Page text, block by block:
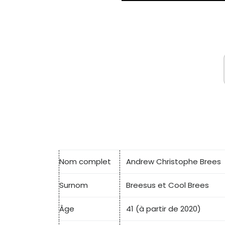
Nom complet Andrew Christophe Brees
Surnom Breesus et Cool Brees
Âge 41 (à partir de 2020)